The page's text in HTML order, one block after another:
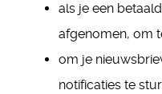
als je een
afgenomen, om
om je
notificaties te